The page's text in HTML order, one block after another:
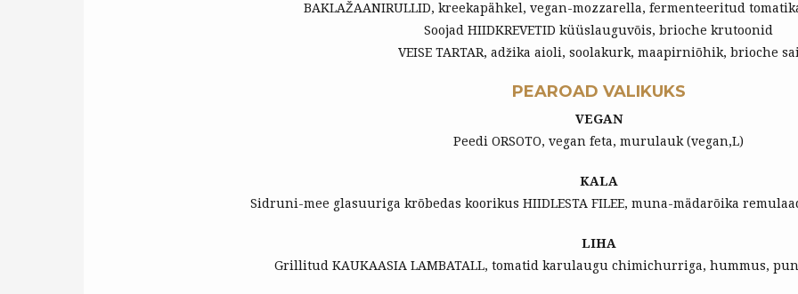
BAKLAŽAANIRULLID, kreekapähkel, vegan-mozzarella, fermenteeritud
Soojad HIIDKREVETID küüslauguvõis, brioche krutoonid
VEISE TARTAR, adžika aioli, soolakurk, maapirniõhik, brioche
PEAROAD VALIKUKS
VEGAN
Peedi ORSOTO, vegan feta, murulauk (vegan,L)
KALA
Sidruni-mee glasuuriga krõbedas koorikus HIIDLESTA FILEE, muna-mädarõika
LIHA
Grillitud KAUKAASIA LAMBATALL, tomatid karulaugu chimichurriga, hummus,